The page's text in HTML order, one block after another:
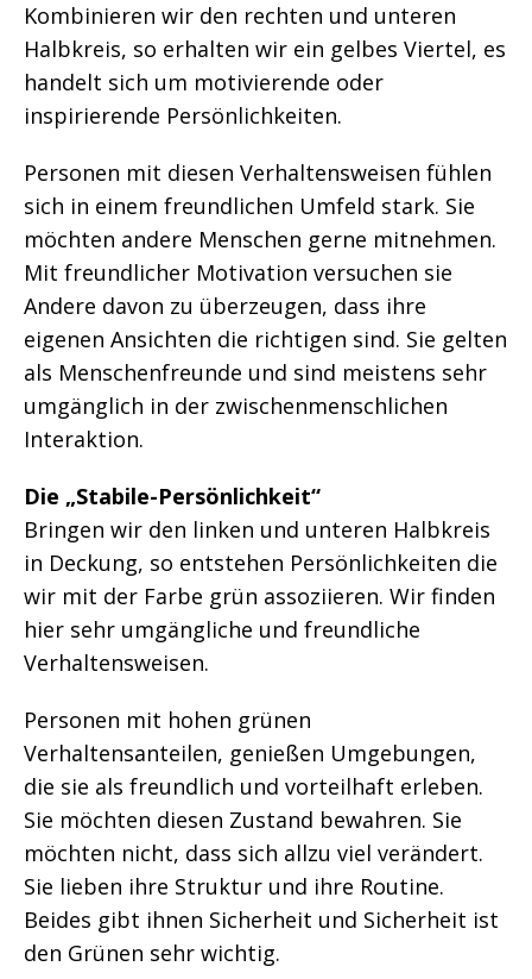
Kombinieren wir den rechten und unteren
Halbkreis, so erhalten wir ein gelbes Viertel, es
handelt sich um motivierende oder
inspirierende Persönlichkeiten.
Personen mit diesen Verhaltensweisen fühlen
sich in einem freundlichen Umfeld stark. Sie
möchten andere Menschen gerne mitnehmen.
Mit freundlicher Motivation versuchen sie
Andere davon zu überzeugen, dass ihre
eigenen Ansichten die richtigen sind. Sie gelten
als Menschenfreunde und sind meistens sehr
umgänglich in der zwischenmenschlichen
Interaktion.
Die „Stabile-Persönlichkeit“
Bringen wir den linken und unteren Halbkreis
in Deckung, so entstehen Persönlichkeiten die
wir mit der Farbe grün assoziieren. Wir finden
hier sehr umgängliche und freundliche
Verhaltensweisen.
Personen mit hohen grünen
Verhaltensanteilen, genießen Umgebungen,
die sie als freundlich und vorteilhaft erleben.
Sie möchten diesen Zustand bewahren. Sie
möchten nicht, dass sich allzu viel verändert.
Sie lieben ihre Struktur und ihre Routine.
Beides gibt ihnen Sicherheit und Sicherheit ist
den Grünen sehr wichtig.